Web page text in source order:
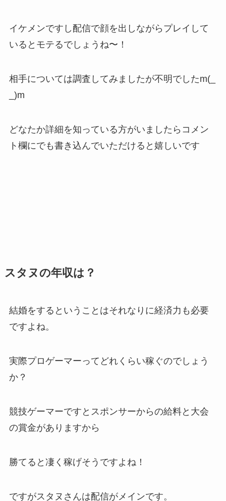
イケメンですし配信で顔を出しながらプレイして
いるとモテるでしょうね〜！
相手については調査してみましたが不明でしたm(_
_)m
どなたか詳細を知っている方がいましたらコメン
ト欄にでも書き込んでいただけると嬉しいです
スタヌの年収は？
結婚をするということはそれなりに経済力も必要
ですよね。
実際プロゲーマーってどれくらい稼ぐのでしょう
か？
競技ゲーマーですとスポンサーからの給料と大会
の賞金がありますから
勝てると凄く稼げそうですよね！
ですがスタヌさんは配信がメインです。